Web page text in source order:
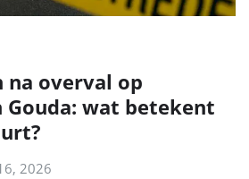
na overval op
wat betekent
2026